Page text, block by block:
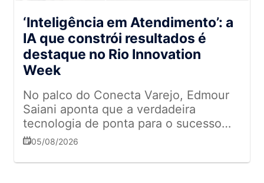
‘Inteligência em Atendimento’: a
IA que constrói resultados é
destaque no Rio Innovation
Week
No palco do Conecta Varejo, Edmour
Saiani aponta que a verdadeira
tecnologia de ponta para o sucesso
das marcas está na conexão humana,
05/08/2026